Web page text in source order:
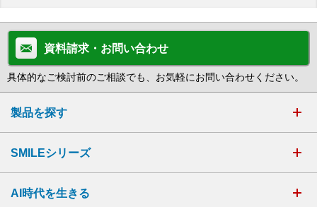
資料請求・お問い合わせ
具体的なご検討前のご相談でも、お気軽にお問い合わせください。
製品を探す
SMILEシリーズ
AI時代を生きる